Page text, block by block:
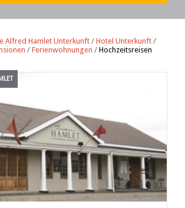
Alfred Hamlet Unterkunft/ Hotel Unterkunft/
/ Ferienwohnungen / Hochzeitsreisen